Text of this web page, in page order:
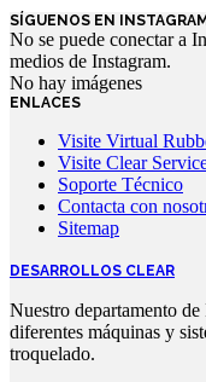
SÍGUENOS EN
No se puede conectar a
medios de Instagram.
No hay imágenes
ENLACES
Visite Virtual
Visite Clear
Soporte Técnico
Contacta con
Sitemap
DESARROLLOS CLEAR
Nuestro departamento
diferentes máquinas y
troquelado.